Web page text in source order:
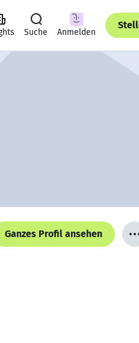
Suche Anmelden
Ganzes Profil ansehen